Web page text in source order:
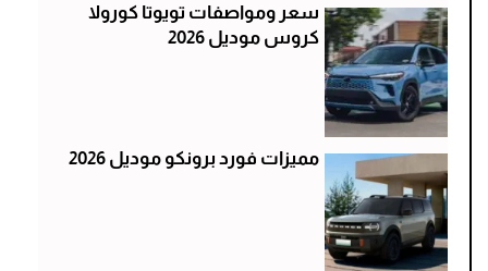
سعر ومواصفات تويوتا كورولا
كروس موديل 2026
مميزات فورد برونكو موديل 2026